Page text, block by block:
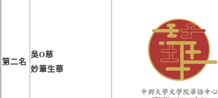
第二名
吳O慈
妙筆生華